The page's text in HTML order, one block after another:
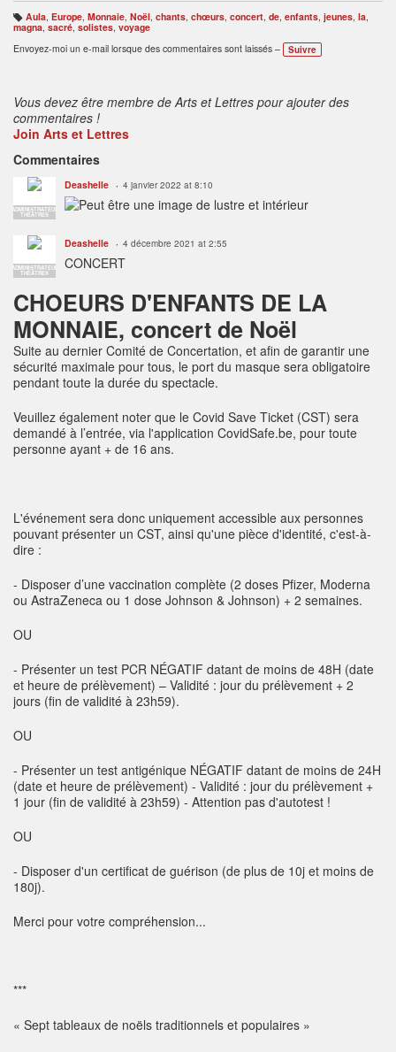
B
ali
s
e
Aula, Europe, Monnaie, Noël, chants, chœurs, concert, de, enfants, jeunes, la,
magna sacré solistes voyage
Envoyez-moi un e-mail lorsque des commentaires sont laissés –
Suivre
Vous devez être membre de Arts et Lettres pour ajouter des
commentaires !
Join Arts et Lettres
Commentaires
ADMINISTRATEUR
THÉÂTRES
Deashelle 4 janvier 2022 at 8:10
ADMINISTRATEUR
THÉÂTRES
Deashelle 4 décembre 2021 at 2:55
CONCERT
CHOEURS D'ENFANTS DE LA
MONNAIE, concert de Noël
Suite au dernier Comité de Concertation, et afin de garantir une
sécurité maximale pour tous, le port du masque sera obligatoire
pendant toute la durée du spectacle.
Veuillez également noter que le Covid Save Ticket (CST) sera
demandé à l’entrée, via l'application CovidSafe.be, pour toute
personne ayant + de 16 ans.
L'événement sera donc uniquement accessible aux personnes
pouvant présenter un CST, ainsi qu'une pièce d'identité, c'est-à-
dire :
- Disposer d’une vaccination complète (2 doses Pfizer, Moderna
ou AstraZeneca ou 1 dose Johnson & Johnson) + 2 semaines.
OU
- Présenter un test PCR NÉGATIF datant de moins de 48H (date
et heure de prélèvement) – Validité : jour du prélèvement + 2
jours (fin de validité à 23h59).
OU
- Présenter un test antigénique NÉGATIF datant de moins de 24H
(date et heure de prélèvement) - Validité : jour du prélèvement +
1 jour (fin de validité à 23h59) - Attention pas d'autotest !
OU
- Disposer d'un certificat de guérison (de plus de 10j et moins de
180j).
Merci pour votre compréhension...
***
« Sept tableaux de noëls traditionnels et populaires »